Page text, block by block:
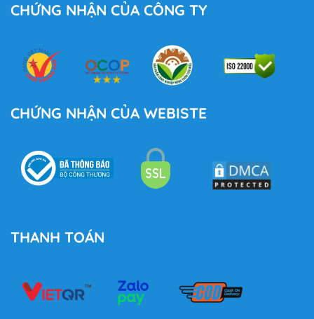
CHỨNG NHẬN CỦA CÔNG TY
CHỨNG NHẬN CỦA WEBISTE
THANH TOÁN